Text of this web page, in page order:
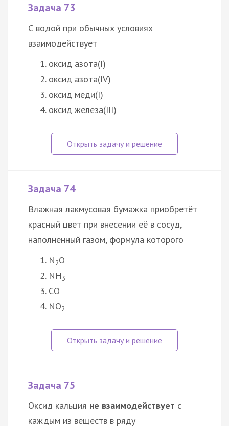
Задача 73
С водой при обычных условиях
взаимодействует
оксид азота(I)
оксид азота(IV)
оксид меди(I)
оксид железа(III)
Задача 74
Влажная лакмусовая бумажка приобретёт
красный цвет при внесении её в сосуд,
наполненный газом, формула которого
N2O
NH3
CO
NO2
Задача 75
Оксид кальция не взаимодействует с
каждым из веществ в ряду